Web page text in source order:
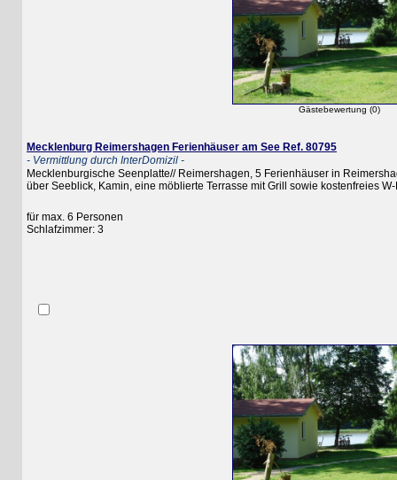
Gästebewertung (0)
Mecklenburg Reimershagen Ferienhäuser am See Ref. 80795
- Vermittlung durch InterDomizil -
Mecklenburgische Seenplatte// Reimershagen, 5 Ferienhäuser in
über Seeblick, Kamin, eine möblierte Terrasse mit Grill sowie kostenfreies W-LAN
für max. 6 Personen
Schlafzimmer: 3